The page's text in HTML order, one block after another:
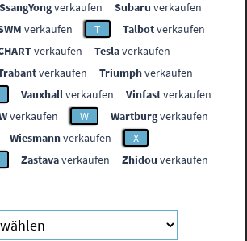
SsangYongverkaufen Subaru verkaufen
verkaufen T Talbotverkaufen
verkaufen Teslaverkaufen
verkaufen Triumphverkaufen
Vauxhallverkaufen Vinfastverkaufen
verkaufen W Wartburgverkaufen
Wiesmannverkaufen
X
Zastavaverkaufen Zhidou verkaufen